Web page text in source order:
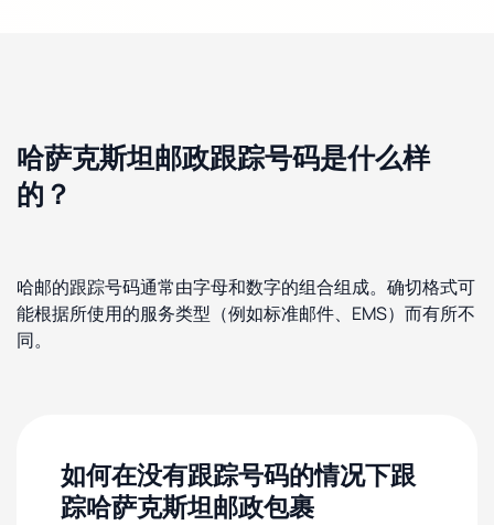
哈萨克斯坦邮政跟踪号码是什么样
的？
哈邮的跟踪号码通常由字母和数字的组合组成。确切格式可
能根据所使用的服务类型（例如标准邮件、EMS）而有所不
同。
如何在没有跟踪号码的情况下跟
踪哈萨克斯坦邮政包裹